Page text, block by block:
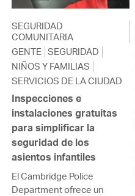
SEGURIDAD
COMUNITARIA
GENTE SEGURIDAD
NIÑOS Y FAMILIAS
SERVICIOS DE LA CIUDAD
Inspecciones e
instalaciones gratuitas
para simplificar la
seguridad de los
asientos infantiles
El Cambridge Police
Department ofrece un